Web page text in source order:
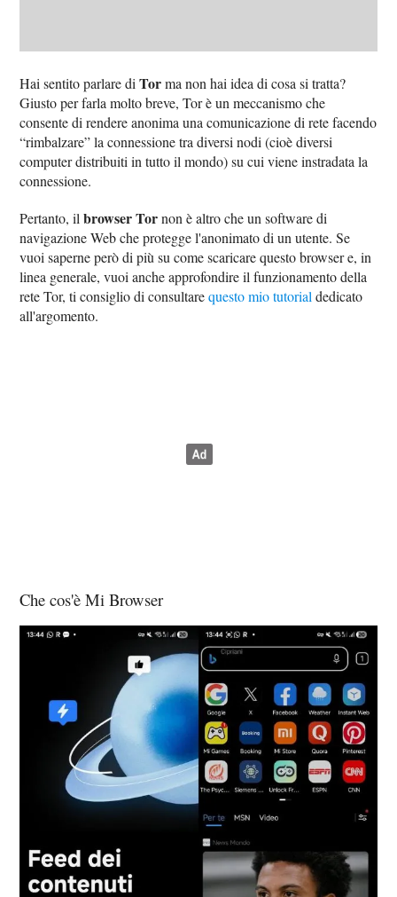
Hai sentito parlare diTorma non hai idea di cosa si tratta?
Giusto per farla molto breve, Tor è un meccanismo che
consente di rendere anonima una comunicazione di rete facendo
“rimbalzare” la connessione tra diversi nodi (cioè diversi
computer distribuiti in tutto il mondo) su cui viene instradata la
connessione.
Pertanto, ilbrowser Tornon è altro che un software di
navigazione Web che protegge l'anonimato di un utente. Se
vuoi saperne però di più su come scaricare questo browser e, in
linea generale, vuoi anche approfondire il funzionamento della
rete Tor, ti consiglio di consultarequesto mio tutorial dedicato
all'argomento.
Che cos'è Mi Browser